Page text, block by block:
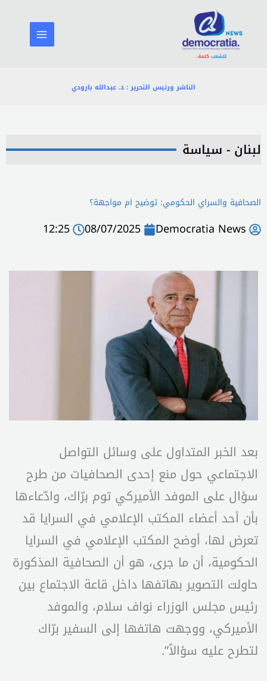
المحتوى
الناشر ورئيس التحرير : د. عبدالله بارودي
لبنان - سياسة
الصحافية والسراي الحكومي: توضيح ام مواجهة؟
Democratia News
08/07/2025
12:25
بعد الخبر المتداول على وسائل التواصل
الاجتماعي حول منع إحدى الصحافيات من طرح
سؤال على الموفد الأميركي توم برّاك، وادّعاءها
بأن أحد أعضاء المكتب الإعلامي في السرايا قد
تعرض لها، أوضح المكتب الإعلامي في السرايا
الحكومية، أن ما جرى، هو أن الصحافية المذكورة
حاولت التصوير بهاتفها داخل قاعة الاجتماع بين
رئيس مجلس الوزراء نواف سلام، والموفد
الأميركي، ووجهت هاتفها إلى السفير برّاك
لتطرح عليه سؤالاً”.